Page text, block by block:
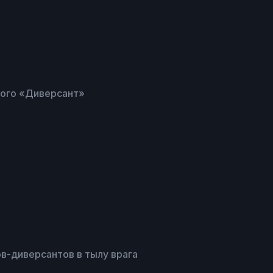
«Диверсант»
диверсантов в тылу врага